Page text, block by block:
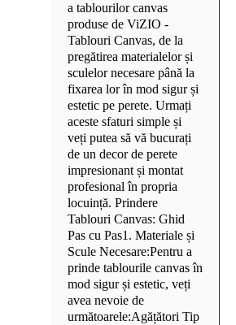
a tablourilor canvas
produse de ViZIO -
Tablouri Canvas, de la
pregătirea materialelor și
sculelor necesare până la
fixarea lor în mod sigur și
estetic pe perete. Urmați
aceste sfaturi simple și
veți putea să vă bucurați
de un decor de perete
impresionant și montat
profesional în propria
locuință. Prindere
Tablouri Canvas: Ghid
Pas cu Pas1. Materiale și
Scule Necesare:Pentru a
prinde tablourile canvas în
mod sigur și estetic, veți
avea nevoie de
următoarele:Agățători Tip